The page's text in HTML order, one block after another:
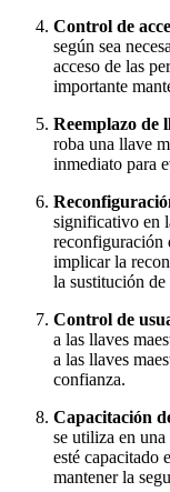
Control de
según sea
acceso de las
importante
Reemplazo de
roba una llave
inmediato para
significativo en
reconfiguración
implicar la
la sustitución
Control de
a las llaves
a las llaves
confianza.
Capacitación
se utiliza en
esté capacitado
mantener la